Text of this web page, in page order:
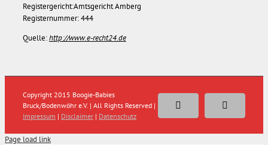
Registergericht:Amtsgericht Amberg
Registernummer: 444
Quelle:http://www.e-recht24.de
Copyright 2015 Boogie-Babies
Bruck/Bodenwöhr e.V. | All Rights Reserved |
Impressum | Disclaimer | Datenschutz
Facebook
E-
Mail
Page load link